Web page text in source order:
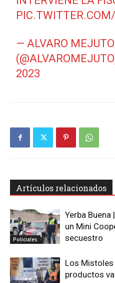
— ALVARO MEJUTO
2023
Artículos relacionados
Policiales
Yerba
un Mini
secuestro
Los
productos